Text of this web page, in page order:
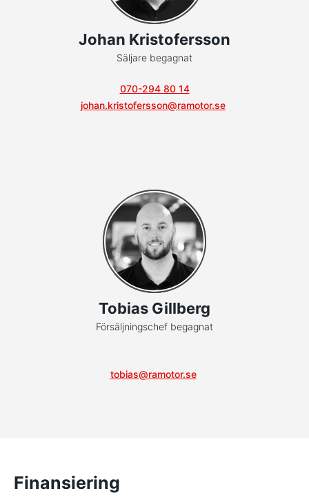
Johan Kristofersson
Säljare begagnat
070-294 80 14
johan.kristofersson@ramotor.se
Tobias Gillberg
Försäljningschef begagnat
tobias@ramotor.se
Finansiering